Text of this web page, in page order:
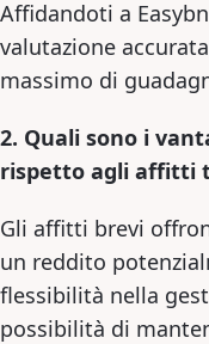
Affidandoti a
valutazione
massimo di
2. Quali sono i
rispetto agli affitti
Gli affitti brevi
un reddito
flessibilità nella
possibilità di